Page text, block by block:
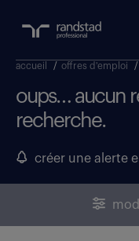
accueil / offres d'emploi /
oups… aucun
recherche.
créer une alerte